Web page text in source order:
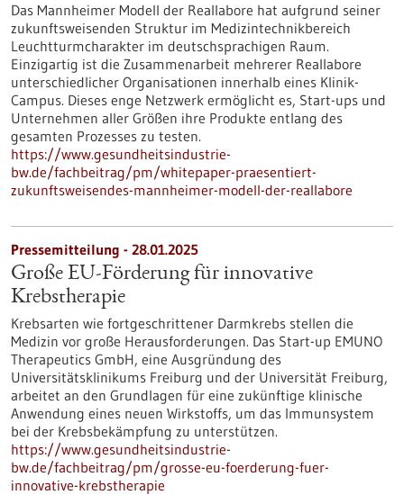
Das Mannheimer Modell der Reallabore hat aufgrund seiner
zukunftsweisenden Struktur im Medizintechnikbereich
Leuchtturmcharakter im deutschsprachigen Raum.
Einzigartig ist die Zusammenarbeit mehrerer Reallabore
unterschiedlicher Organisationen innerhalb eines Klinik-
Campus. Dieses enge Netzwerk ermöglicht es, Start-ups und
Unternehmen aller Größen ihre Produkte entlang des
gesamten Prozesses zu testen.
https://www.gesundheitsindustrie-
bw.de/fachbeitrag/pm/whitepaper-praesentiert-
zukunftsweisendes-mannheimer-modell-der-reallabore
Pressemitteilung - 28.01.2025
Große EU-Förderung für innovative
Krebstherapie
Krebsarten wie fortgeschrittener Darmkrebs stellen die
Medizin vor große Herausforderungen. Das Start-up EMUNO
Therapeutics GmbH, eine Ausgründung des
Universitätsklinikums Freiburg und der Universität Freiburg,
arbeitet an den Grundlagen für eine zukünftige klinische
Anwendung eines neuen Wirkstoffs, um das Immunsystem
bei der Krebsbekämpfung zu unterstützen.
https://www.gesundheitsindustrie-
bw.de/fachbeitrag/pm/grosse-eu-foerderung-fuer-
innovative-krebstherapie